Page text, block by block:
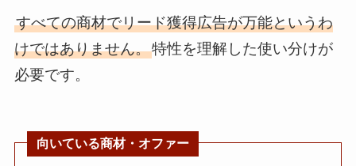
すべての商材でリード獲得広告が万能というわ
けではありません。特性を理解した使い分けが
必要です。
向いている商材・オファー